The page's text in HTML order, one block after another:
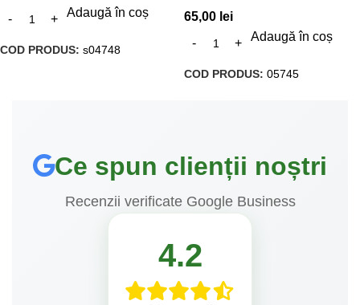
Adaugă în coș
COD PRODUS: s04748
65,00 lei
Adaugă în coș
COD PRODUS: 05745
Ce spun clienții noștri
Recenzii verificate Google Business
4.2